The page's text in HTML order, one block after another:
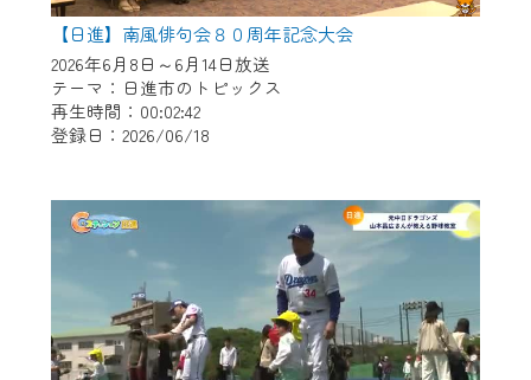
【日進】南風俳句会８０周年記念大会
2026年6月8日～6月14日放送
テーマ：日進市のトピックス
再生時間：00:02:42
登録日：2026/06/18